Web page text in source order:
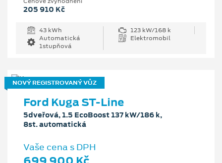
205 910 Kč
43 kWh
123 kW/168 k
Automatická
1stupňová
Elektromobil
NOVÝ REGISTROVANÝ VŮZ
Ford Kuga ST-Line
5dveřová, 1.5 EcoBoost 137 kW/186 k,
8st. automatická
Vaše cena s DPH